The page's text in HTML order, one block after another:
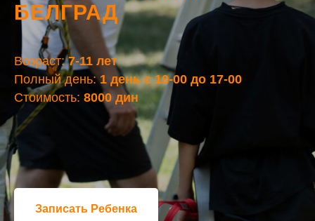
БЕЛГРАД
Возраст:7-11 лет
Полный день:1 день с 10-00 до 17-00
Стоимость: 8000 дин
Записать Ребенка